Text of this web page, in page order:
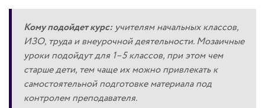
Кому подойдет курс:учителям начальных классов,
ИЗО, труда и внеурочной деятельности. Мозаичные
уроки подойдут для 1–5 классов, при этом чем
старше дети, тем чаще их можно привлекать к
самостоятельной подготовке материала под
контролем преподавателя.